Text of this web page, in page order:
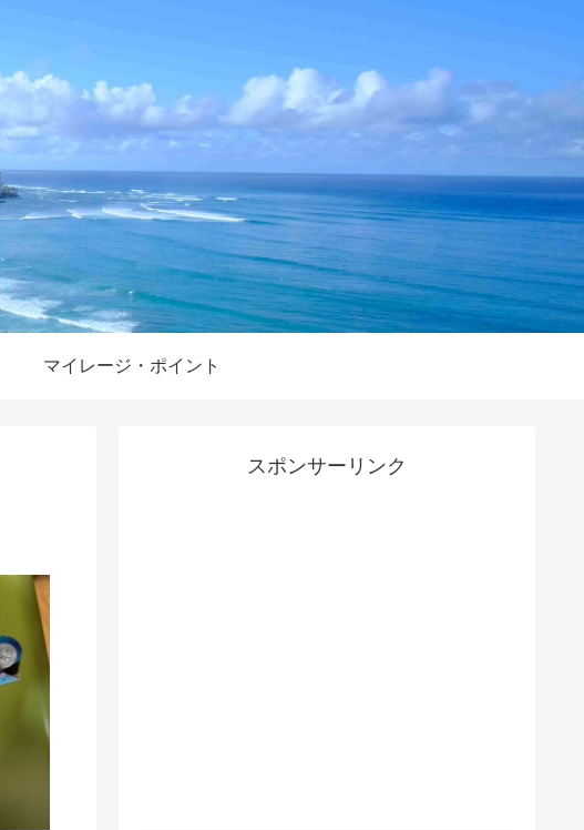
マイレージ・ポイント
スポンサーリンク